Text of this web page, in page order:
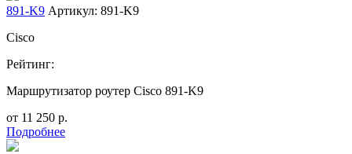
891-K9 Артикул: 891-K9
Cisco
Рейтинг:
Маршрутизатор роутер Cisco 891-K9
от 11 250 р.
Подробнее